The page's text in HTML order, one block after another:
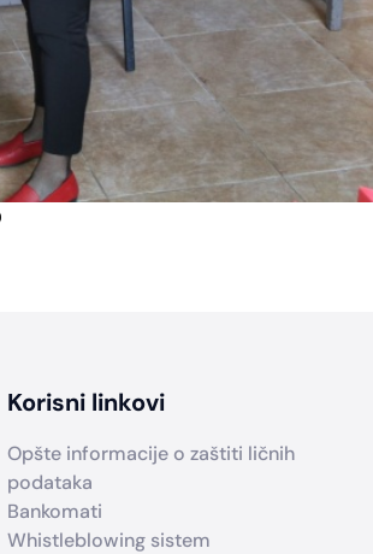
Korisni linkovi
Opšte informacije o zaštiti ličnih
podataka
Bankomati
Whistleblowing sistem